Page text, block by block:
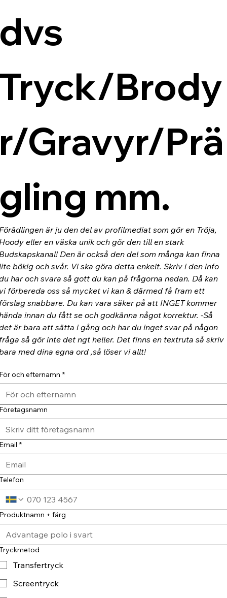
Brody
Gravyr/Prä
mm.
är ju den del av profilmediat som gör en Tröja,
eller en väska unik och gör den till en stark
Den är också den del som många kan finna
bökig och svår. Vi ska göra detta enkelt. Skriv i den info
har och svara så gott du kan på frågorna nedan. Då kan
förbereda oss så mycket vi kan & därmed få fram ett
snabbare. Du kan vara säker på att INGET kommer
innan du fått se och godkänna något korrektur. -Så
är bara att sätta i gång och har du inget svar på någon
så gör inte det ngt heller. Det finns en textruta så skriv
med dina egna ord ,så löser vi allt!
och efternamn *
*
+ färg
Transfertryck
Screentryck